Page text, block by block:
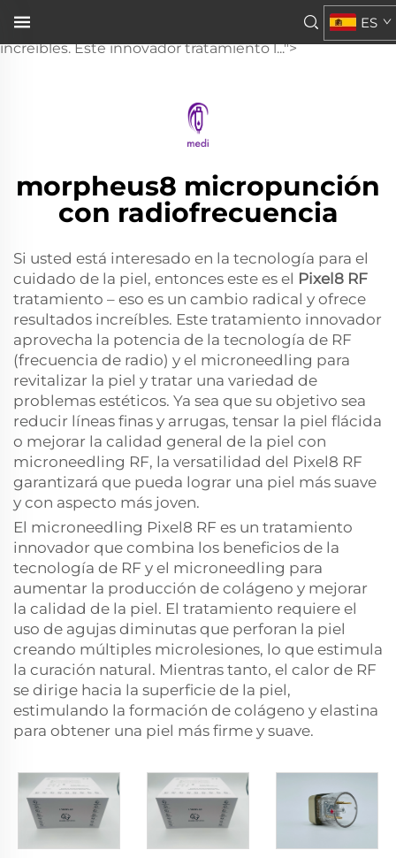
es un verdadero cambio de juego y ofrece resultados
increíbles. Este innovador tratamiento l...">
ES
morpheus8 micropunción
con radiofrecuencia
Si usted está interesado en la tecnología para el
cuidado de la piel, entonces este es el Pixel8 RF
tratamiento – eso es un cambio radical y ofrece
resultados increíbles. Este tratamiento innovador
aprovecha la potencia de la tecnología de RF
(frecuencia de radio) y el microneedling para
revitalizar la piel y tratar una variedad de
problemas estéticos. Ya sea que su objetivo sea
reducir líneas finas y arrugas, tensar la piel flácida
o mejorar la calidad general de la piel con
microneedling RF, la versatilidad del Pixel8 RF
garantizará que pueda lograr una piel más suave
y con aspecto más joven.
El microneedling Pixel8 RF es un tratamiento
innovador que combina los beneficios de la
tecnología de RF y el microneedling para
aumentar la producción de colágeno y mejorar
la calidad de la piel. El tratamiento requiere el
uso de agujas diminutas que perforan la piel
creando múltiples microlesiones, lo que estimula
la curación natural. Mientras tanto, el calor de RF
se dirige hacia la superficie de la piel,
estimulando la formación de colágeno y elastina
para obtener una piel más firme y suave.